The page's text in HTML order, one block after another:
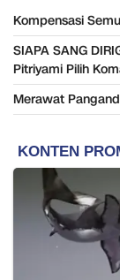
Kompensasi
SIAPA SANG
Pitriyami Pilih
Merawat